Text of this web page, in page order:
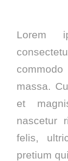
Lorem
massa.
et
nascetur
felis,
pretium